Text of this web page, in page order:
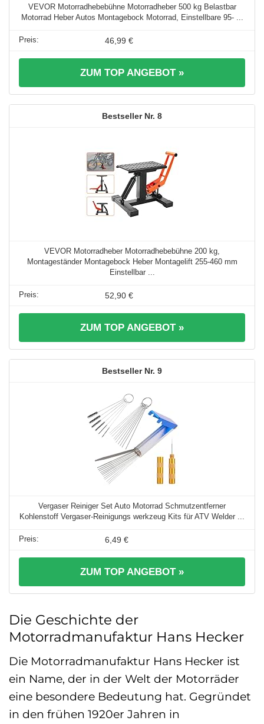
VEVOR Motorradhebebühne Motorradheber 500 kg Belastbar
Motorrad Heber Autos Montagebock Motorrad, Einstellbare 95- ...
46,99 €
ZUM TOP ANGEBOT »
8
VEVOR Motorradheber Motorradhebebühne 200 kg,
Montageständer Montagebock Heber Montagelift 255-460 mm
Einstellbar ...
52,90 €
ZUM TOP ANGEBOT »
9
Vergaser Reiniger Set Auto Motorrad Schmutzentferner
Kohlenstoff Vergaser-Reinigungs werkzeug Kits für ATV Welder ...
6,49 €
ZUM TOP ANGEBOT »
Die Geschichte der
Motorradmanufaktur Hans Hecker
Die Motorradmanufaktur Hans Hecker ist
ein Name, der in der Welt der Motorräder
eine besondere Bedeutung hat. Gegründet
in den frühen 1920er Jahren in